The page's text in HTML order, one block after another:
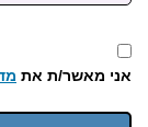
אני מאשר/ת את